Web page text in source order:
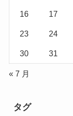
16 17
23 24
30 31
« 7 月
タグ